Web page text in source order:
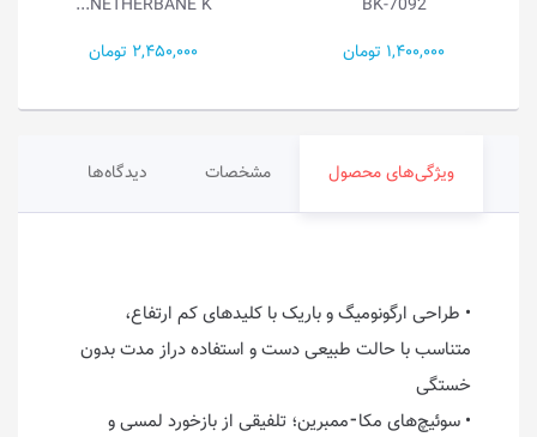
1,400,000 تومان
2,450,000 تومان
ویژگی‌های محصول مشخصات دیدگاه‌ها
• طراحی ارگونومیگ و باریک با کلیدهای کم ارتفاع،
متناسب با حالت طبیعی دست و استفاده دراز مدت بدون
خستگی
• سوئیچ‌های مکا⁃ممبرین؛ تلفیقی از بازخورد لمسی و